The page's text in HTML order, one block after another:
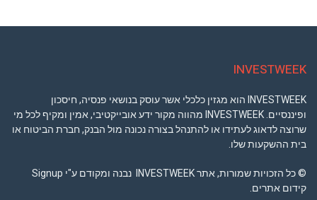
INVESTWEEK
INVESTWEEK הוא מגזין כלכלי אשר עוסק בנושאי פנסיה, חיסכון
ופיננסיים. INVESTWEEK מהווה מקור ידע אובייקטיבי, אמין ומקיף לכל מי
שרוצה לדאוג לעתידו או להתנהל בצורה נכונה מול הבנק, חברת הביטוח או
בית ההשקעות שלו.
© כל הזכויות שמורות, אתר INVESTWEEK נבנה ומקודם ע"י Signup
קידום אתרים.